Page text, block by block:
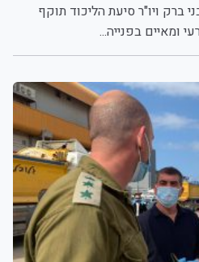
ברק ויו"ר סיעת הליכוד תוקף
ומאיים בפנייה...